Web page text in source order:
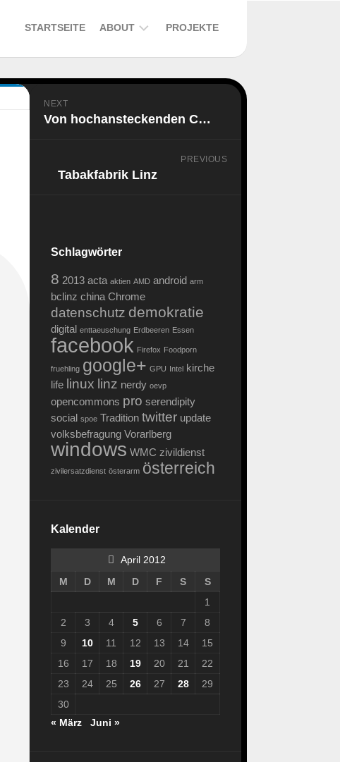
STARTSEITE ABOUT
ALTE
–
PROJEKTE
NEXT
Von hochansteckenden Computerviren
PREVIOUS
Tabakfabrik Linz
Schlagwörter
8 2013 acta aktien AMD android arm
bclinz china Chrome
datenschutz demokratie
digital enttaeuschung Erdbeeren Essen
facebook Firefox Foodporn
fruehling google+ GPU Intel kirche
life linux linz nerdy oevp
opencommons pro serendipity
social spoe Tradition twitter update
volksbefragung Vorarlberg
windows WMC zivildienst
zivilersatzdienst österarm österreich
Kalender
April 2012
M
D M D F S
S
1
2
3 4 5 6 7
8
9
10 11 12 13 14
15
16
17 18 19 20 21
22
23
24 25 26 27 28
29
30
« März
Juni »